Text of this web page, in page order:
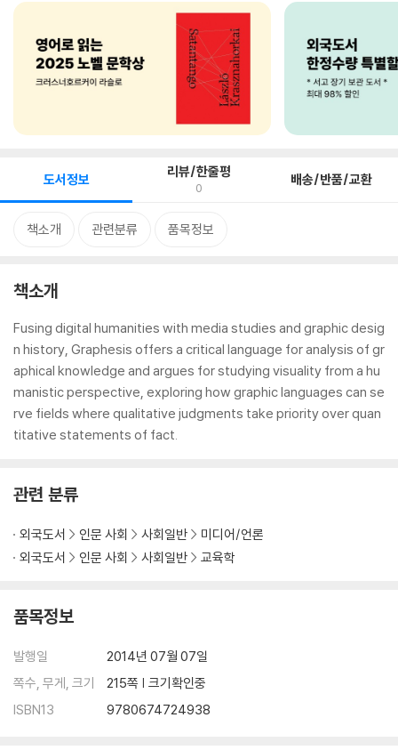
도서정보 리뷰/한줄평
0 배송/반품/교환
책소개 관련분류 품목정보
책소개
Fusing digital humanities with media studies and graphic desig
n history, Graphesis offers a critical language for analysis of gr
aphical knowledge and argues for studying visuality from a hu
manistic perspective, exploring how graphic languages can se
rve fields where qualitative judgments take priority over quan
titative statements of fact.
관련 분류
외국도서 인문 사회 사회일반
미디어/언론
외국도서
인문 사회 사회일반 교육학
품목정보
발행일
2014년 07월 07일
쪽수, 무게, 크기
215쪽 | 크기확인중
ISBN13
9780674724938